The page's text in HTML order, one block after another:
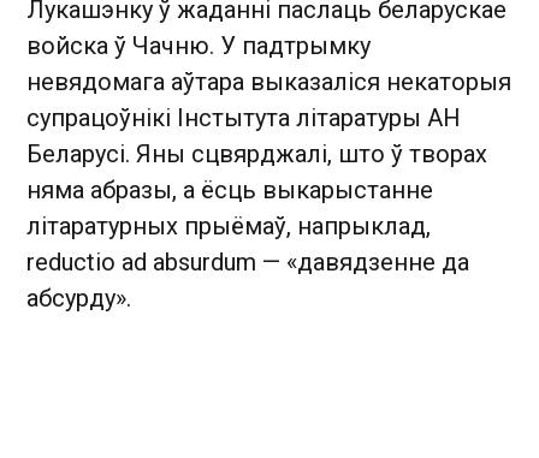
Лукашэнку ў жаданні паслаць беларускае
войска ў Чачню. У падтрымку
невядомага аўтара выказаліся некаторыя
супрацоўнікі Інстытута літаратуры АН
Беларусі. Яны сцвярджалі, што ў творах
няма абразы, а ёсць выкарыстанне
літаратурных прыёмаў, напрыклад,
reductio ad absurdum — «давядзенне да
абсурду».